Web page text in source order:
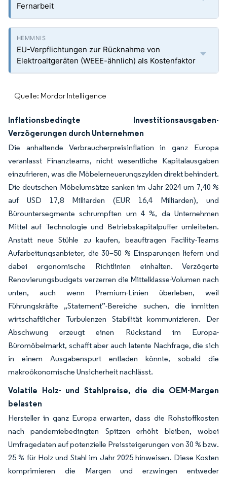
Fernarbeit
EU-Verpflichtungen zur Rücknahme von
Elektroaltgeräten (WEEE-ähnlich) als Kostenfaktor
Quelle: Mordor Intelligence
Inflationsbedingte Investitionsausgaben-
Verzögerungen durch Unternehmen
Die anhaltende Verbraucherpreisinflation in ganz Europa
veranlasst Finanzteams, nicht wesentliche Kapitalausgaben
einzufrieren, was die Möbelerneuerungszyklen direkt behindert.
Die deutschen Möbelumsätze sanken im Jahr 2024 um 7,40 %
auf USD 17,8 Milliarden (EUR 16,4 Milliarden), und
Bürountersegmente schrumpften um 4 %, da Unternehmen
Mittel auf Technologie und Betriebskapitalpuffer umleiteten.
Anstatt neue Stühle zu kaufen, beauftragen Facility-Teams
Aufarbeitungsanbieter, die 30–50 % Einsparungen liefern und
dabei ergonomische Richtlinien einhalten. Verzögerte
Renovierungsbudgets verzerren die Mittelklasse-Volumen nach
unten, auch wenn Premium-Linien überleben, weil
Führungskräfte „Statement”-Bereiche suchen, die inmitten
wirtschaftlicher Turbulenzen Stabilität kommunizieren. Der
Abschwung erzeugt einen Rückstand im Europa-
Büromöbelmarkt, schafft aber auch latente Nachfrage, die sich
in einem Ausgabenspurt entladen könnte, sobald die
makroökonomische Unsicherheit nachlässt.
Volatile Holz- und Stahlpreise, die die OEM-Margen
belasten
Hersteller in ganz Europa erwarten, dass die Rohstoffkosten
nach pandemiebedingten Spitzen erhöht bleiben, wobei
Umfragedaten auf potenzielle Preissteigerungen von 30 % bzw.
25 % für Holz und Stahl im Jahr 2025 hinweisen. Diese Kosten
komprimieren die Margen und erzwingen entweder